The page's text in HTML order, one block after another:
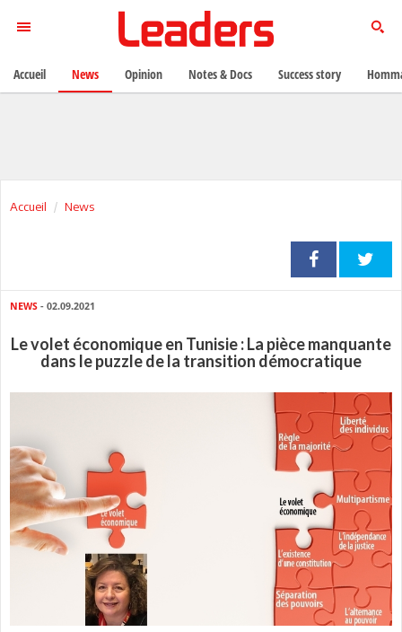
Accueil News
NEWS - 02.09.2021
Le volet économique en Tunisie : La pièce manquante
dans le puzzle de la transition démocratique
Accueil News Opinion Notes & Docs Success story